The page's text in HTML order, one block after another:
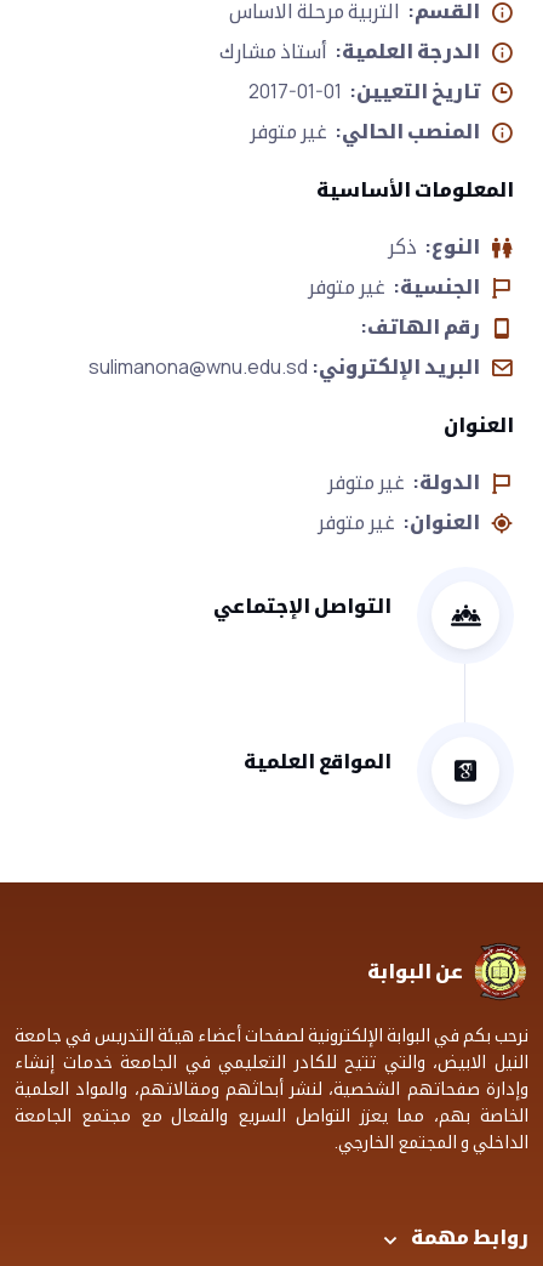
القسم: التربية مرحلة الاساس
الدرجة العلمية: أستاذ مشارك
تاريخ التعيين:
المنصب الحالي: غير متوفر
المعلومات الأساسية
النوع: ذكر
الجنسية: غير متوفر
رقم الهاتف:
البريد الإلكتروني: sulimanona@wnu.edu.sd
العنوان
الدولة: غير متوفر
العنوان: غير متوفر
التواصل الإجتماعي
المواقع العلمية
عن البوابة
نرحب بكم في البوابة الإلكترونية لصفحات أعضاء هيئة التدريس في جامعة
النيل الابيض، والتي تتيح للكادر التعليمي في الجامعة خدمات إنشاء
وإدارة صفحاتهم الشخصية، لنشر أبحاثهم ومقالاتهم، والمواد العلمية
الخاصة بهم، مما يعزز التواصل السريع والفعال مع مجتمع الجامعة
الداخلي و المجتمع الخارجي.
روابط مهمة